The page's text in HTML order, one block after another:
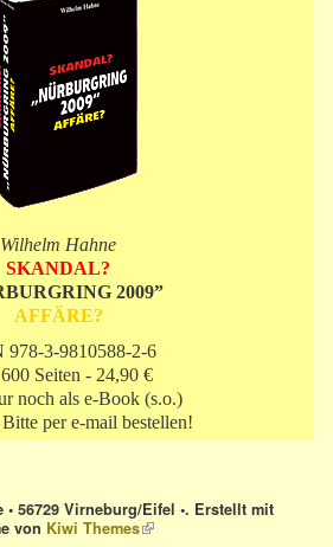
Wilhelm Hahne
SKANDAL?
2009”
AFFÄRE?
978-3-9810588-2-6
Seiten - 24,90 €
noch als e-Book (s.o.)
per e-mail bestellen!
• 56729 Virneburg/Eifel •. Erstellt mit
von Kiwi Themes(link is external)